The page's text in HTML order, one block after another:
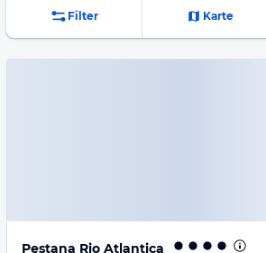
Filter Karte
Pestana Rio Atlantica